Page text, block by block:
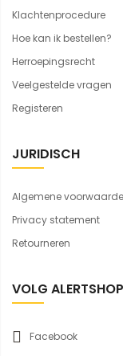
Klachtenprocedure
Hoe kan ik bestellen?
Herroepingsrecht
Veelgestelde vragen
Registeren
JURIDISCH
Algemene
Privacy statement
Retourneren
VOLG ALERTSHOP
Facebook